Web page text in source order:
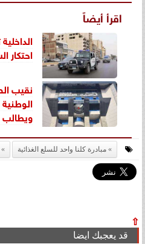
اقرأ أيضاً
احتكار
نقيب
ويطالب
مبادرة كلنا واحد للسلع الغذائية
⇧
قد يعجبك ايضا